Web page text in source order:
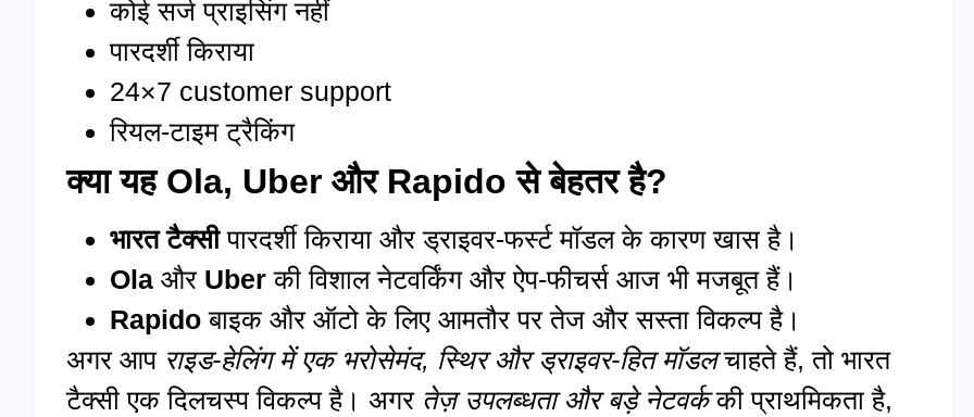
कोई सर्ज प्राइसिंग नहीं
पारदर्शी किराया
24×7 customer support
रियल-टाइम ट्रैकिंग
क्या यह Ola, Uber और Rapido से बेहतर है?
भारत टैक्सीपारदर्शी किराया और ड्राइवर-फर्स्ट मॉडल के कारण खास है।
Ola और Uber की विशाल नेटवर्किंग और ऐप-फीचर्स आज भी मजबूत हैं।
Rapido बाइक और ऑटो के लिए आमतौर पर तेज और सस्ता विकल्प है।
अगर आप राइड-हेलिंग में एक भरोसेमंद, स्थिर और ड्राइवर-हित मॉडलचाहते हैं, तो भारत
टैक्सी एक दिलचस्प विकल्प है। अगर तेज़ उपलब्धता और बड़े नेटवर्ककी प्राथमिकता है,